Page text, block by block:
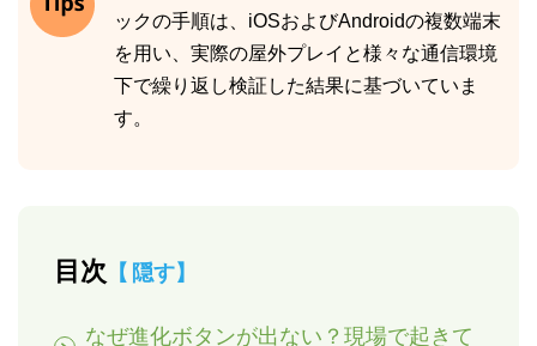
ックの手順は、iOSおよびAndroidの複数端末
を用い、実際の屋外プレイと様々な通信環境
下で繰り返し検証した結果に基づいていま
す。
目次 隠す
なぜ進化ボタンが出ない？現場で起きて